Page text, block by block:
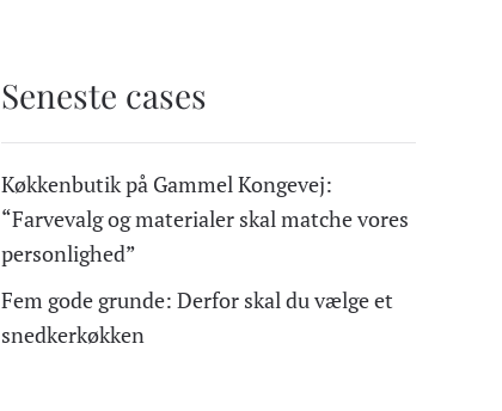
Seneste cases
Køkkenbutik på Gammel Kongevej:
“Farvevalg og materialer skal matche vores
personlighed”
Fem gode grunde: Derfor skal du vælge et
snedkerkøkken